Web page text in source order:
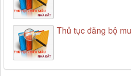
Thủ tục đăng bộ